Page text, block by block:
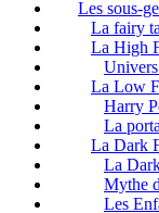
Les sous-
La fairy
La High
La Low
Harry
La
La Dark
La
Mythe
Les